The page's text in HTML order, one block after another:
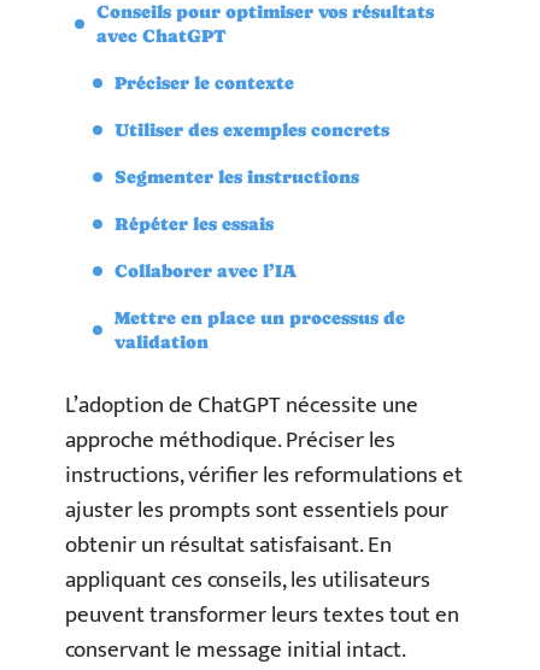
Conseils pour optimiser vos résultats
avec ChatGPT
Préciser le contexte
Utiliser des exemples concrets
Segmenter les instructions
Répéter les essais
Collaborer avec l’IA
Mettre en place un processus de
validation
L’adoption de ChatGPT nécessite une
approche méthodique. Préciser les
instructions, vérifier les reformulations et
ajuster les prompts sont essentiels pour
obtenir un résultat satisfaisant. En
appliquant ces conseils, les utilisateurs
peuvent transformer leurs textes tout en
conservant le message initial intact.